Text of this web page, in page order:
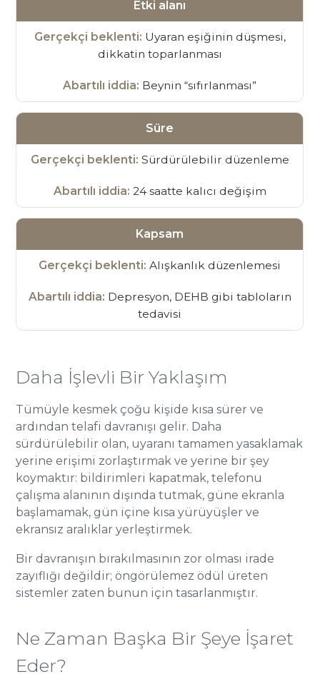
Etki alanı
Uyaran eşiğinin düşmesi,
dikkatin toparlanması
Beynin “sıfırlanması”
Süre
Sürdürülebilir düzenleme
24 saatte kalıcı değişim
Kapsam
Alışkanlık düzenlemesi
Depresyon, DEHB gibi tabloların
tedavisi
Daha İşlevli Bir Yaklaşım
Tümüyle kesmek çoğu kişide kısa sürer ve
ardından telafi davranışı gelir. Daha
sürdürülebilir olan, uyaranı tamamen yasaklamak
yerine erişimi zorlaştırmak ve yerine bir şey
koymaktır: bildirimleri kapatmak, telefonu
çalışma alanının dışında tutmak, güne ekranla
başlamamak, gün içine kısa yürüyüşler ve
ekransız aralıklar yerleştirmek.
Bir davranışın bırakılmasının zor olması irade
zayıflığı değildir; öngörülemez ödül üreten
sistemler zaten bunun için tasarlanmıştır.
Ne Zaman Başka Bir Şeye İşaret
Eder?